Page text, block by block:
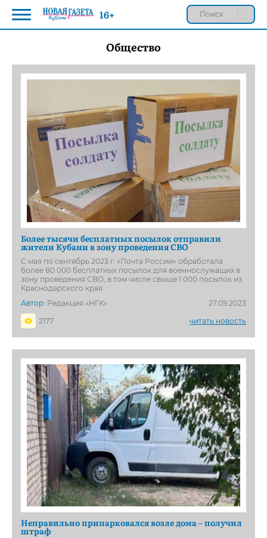
Общество
Более тысячи бесплатных посылок отправили
жители Кубани в зону проведения СВО
С мая по сентябрь 2023 г. «Почта России» обработала
более 80 000 бесплатных посылок для военнослужащих в
зону проведения СВО, в том числе свыше 1 000 посылок из
Краснодарского края
Автор: Редакция «НГК»
27.09.2023
2177
читать новость
Неправильно припарковался возле дома – получил
штраф
16+